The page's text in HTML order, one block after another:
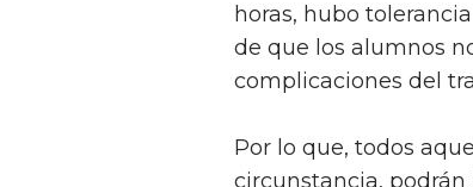
horas, hubo
de que los alumnos
complicaciones del
Por lo que, todos
circunstancia, podrán